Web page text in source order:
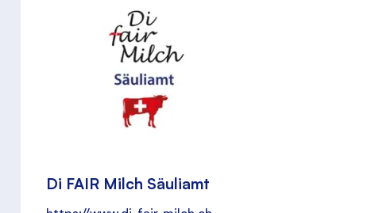
Di FAIR Milch Säuliamt